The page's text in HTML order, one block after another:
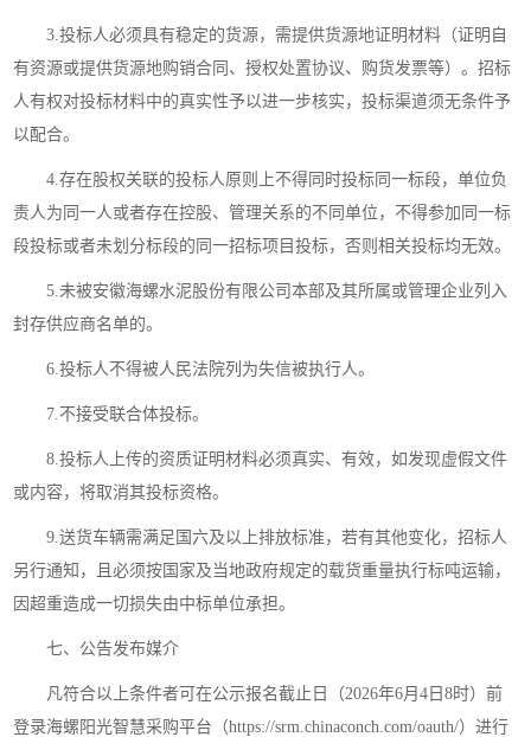
3.投标人必须具有稳定的货源，需提供货源地证明材料（证明自
有资源或提供货源地购销合同、授权处置协议、购货发票等）。招标
人有权对投标材料中的真实性予以进一步核实，投标渠道须无条件予
以配合。
4.存在股权关联的投标人原则上不得同时投标同一标段，单位负
责人为同一人或者存在控股、管理关系的不同单位，不得参加同一标
段投标或者未划分标段的同一招标项目投标，否则相关投标均无效。
5.未被安徽海螺水泥股份有限公司本部及其所属或管理企业列入
封存供应商名单的。
6.投标人不得被人民法院列为失信被执行人。
7.不接受联合体投标。
8.投标人上传的资质证明材料必须真实、有效，如发现虚假文件
或内容，将取消其投标资格。
9.送货车辆需满足国六及以上排放标准，若有其他变化，招标人
另行通知，且必须按国家及当地政府规定的载货重量执行标吨运输，
因超重造成一切损失由中标单位承担。
七、公告发布媒介
凡符合以上条件者可在公示报名截止日（2026年6月4 日8时）前
登录海螺阳光智慧采购平台（https://srm.chinaconch.com/oauth/）进行